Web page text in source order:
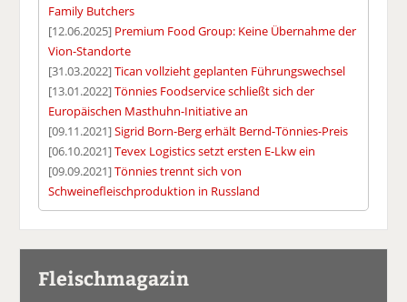
Family Butchers
[12.06.2025] Premium Food Group: Keine Übernahme der
Vion-Standorte
[31.03.2022]Tican vollzieht geplanten Führungswechsel
[13.01.2022]Tönnies Foodservice schließt sich der
Europäischen Masthuhn-Initiative an
[09.11.2021]Sigrid Born-Berg erhält Bernd-Tönnies-Preis
[06.10.2021]Tevex Logistics setzt ersten E-Lkw ein
[09.09.2021]Tönnies trennt sich von
Schweinefleischproduktion in Russland
Fleischmagazin